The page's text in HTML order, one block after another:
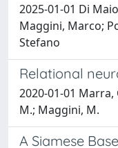
2025-01-01 Di
Maggini, Marco;
Stefano
Relational
2020-01-01 Marra,
M.; Maggini, M.
A Siamese